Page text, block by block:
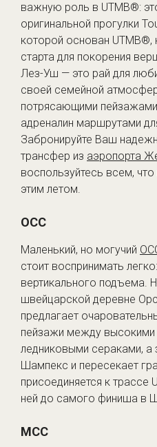
важную роль в UTMB®:
оригинальной прогулки
которой основан UTMB®,
старта для покорения
Лез-Уш — это рай для
своей семейной
потрясающими
адреналин маршрутами
Забронируйте Ваш
трансфер из аэропорта
воспользуйтесь всем,
этим летом.
OCC
Маленький, но могучий
стоит воспринимать
вертикального подъема.
швейцарской деревне
предлагает
пейзажи между высокими
ледниковыми сераками, а
Шампекс и пересекает
присоединяется к трассе
ней до самого финиша в
MCC